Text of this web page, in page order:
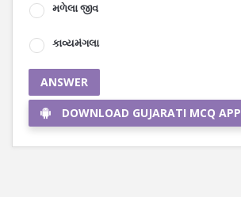
મળેલા જીવ
કાવ્યમંગલા
ANSWER
DOWNLOAD GUJARATI MCQ APP